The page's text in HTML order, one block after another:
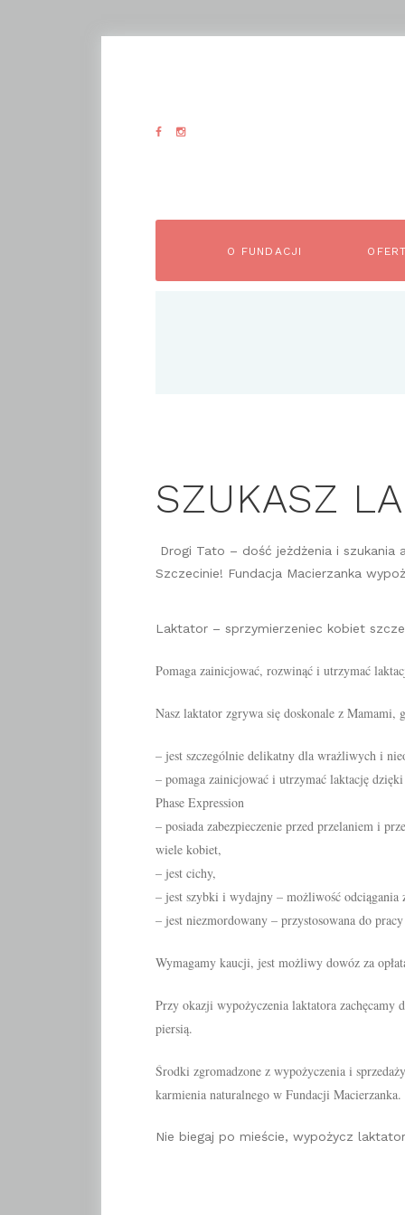
O FUNDACJI
SZUKASZ
Drogi Tato – dość jeżdżenia i
Szczecinie! Fundacja Macierzanka
Laktator – sprzymierzeniec kobiet
Pomaga zainicjować, rozwinąć i utrzymać
Nasz laktator zgrywa się doskonale z Mamami,
– jest szczególnie delikatny dla wrażliwych i
– pomaga zainicjować i utrzymać laktację
Phase Expression
– posiada zabezpieczenie przed przelaniem i
wiele kobiet,
– jest cichy,
– jest szybki i wydajny – możliwość odciągania
– jest niezmordowany – przystosowana do
Wymagamy kaucji, jest możliwy dowóz za
Przy okazji wypożyczenia laktatora
piersią.
Środki zgromadzone z wypożyczenia i
karmienia naturalnego w Fundacji Macierzanka.
Nie biegaj po mieście, wypożycz